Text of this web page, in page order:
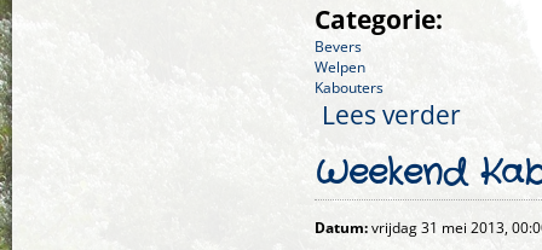
Categorie:
Bevers
Welpen
Kabouters
Lees verder
Weekend
Datum:vrijdag 31 mei 2013,